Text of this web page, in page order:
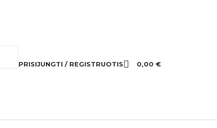
PRISIJUNGTI / REGISTRUOTIS 0,00 €